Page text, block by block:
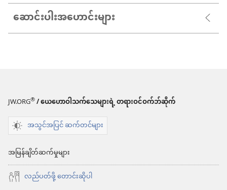
ဆောင်းပါးအဟောင်းများ
JW.ORG®/ ယေဟောဝါသက်သေများရဲ့ တရားဝင်ဝက်ဘ်ဆိုက်
အသွင်အပြင် ဆက်တင်များ
အမြန်ချိတ်ဆက်မှုများ
လည်ပတ်ဖို့ တောင်းဆိုပါ